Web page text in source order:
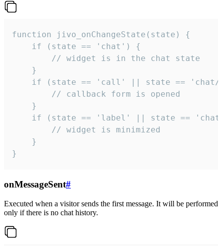
function jivo_onChangeState(state) {
    if (state == 'chat') {
        // widget is in the chat state
    }
if (state == 'call' || state ==
        // callback form is opened
    }
if (state == 'label' || state ==
        // widget is minimized
    }
}
onMessageSent#
Executed when a visitor sends the first message. It will be performed
only if there is no chat history.